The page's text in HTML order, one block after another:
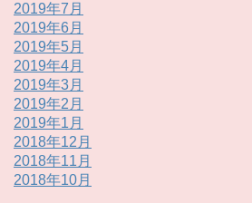
2019年7月
2019年6月
2019年5月
2019年4月
2019年3月
2019年2月
2019年1月
2018年12月
2018年11月
2018年10月